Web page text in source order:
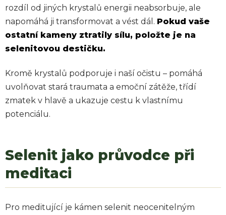
rozdíl od jiných krystalů energii neabsorbuje, ale
napomáhá ji transformovat a vést dál. Pokud vaše
ostatní kameny ztratily sílu, položte je na
selenitovou destičku.
Kromě krystalů podporuje i naší očistu – pomáhá
uvolňovat stará traumata a emoční zátěže, třídí
zmatek v hlavě a ukazuje cestu k vlastnímu
potenciálu.
Selenit jako průvodce při
meditaci
Pro meditující je kámen selenit neocenitelným